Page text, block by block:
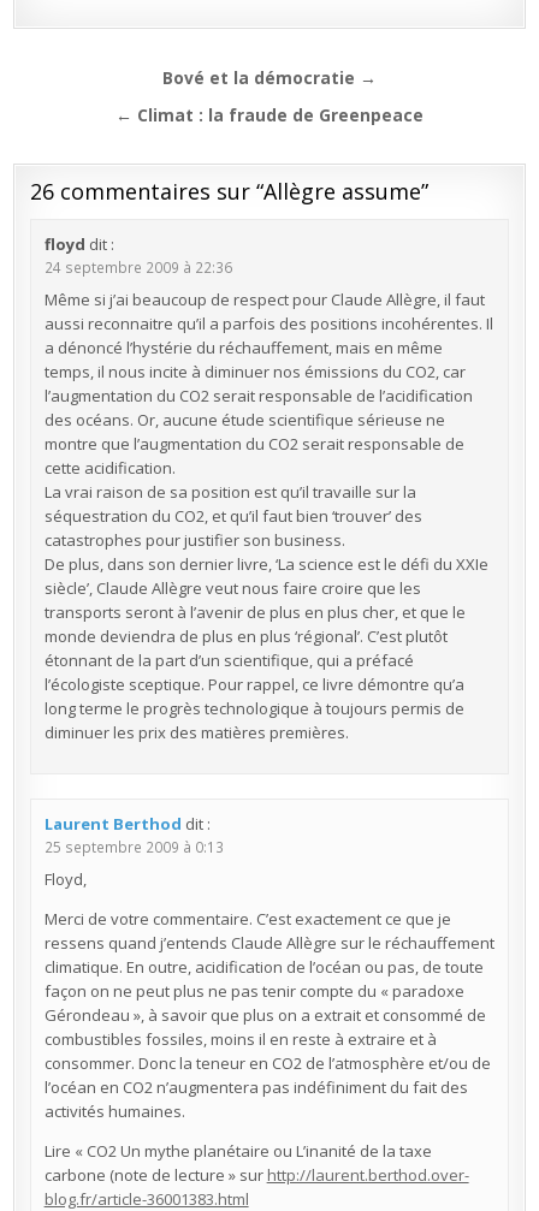
NavigationBové et la démocratie →
← Climat : la fraude de Greenpeace
26 commentaires sur “Allègre assume”
floyd dit :
24 septembre 2009 à 22:36
Même si j’ai beaucoup de respect pour Claude Allègre, il faut
aussi reconnaitre qu’il a parfois des positions incohérentes. Il
a dénoncé l’hystérie du réchauffement, mais en même
temps, il nous incite à diminuer nos émissions du CO2, car
l’augmentation du CO2 serait responsable de l’acidification
des océans. Or, aucune étude scientifique sérieuse ne
montre que l’augmentation du CO2 serait responsable de
cette acidification.
La vrai raison de sa position est qu’il travaille sur la
séquestration du CO2, et qu’il faut bien ‘trouver’ des
catastrophes pour justifier son business.
De plus, dans son dernier livre, ‘La science est le défi du XXIe
siècle’, Claude Allègre veut nous faire croire que les
transports seront à l’avenir de plus en plus cher, et que le
monde deviendra de plus en plus ‘régional’. C’est plutôt
étonnant de la part d’un scientifique, qui a préfacé
l’écologiste sceptique. Pour rappel, ce livre démontre qu’a
long terme le progrès technologique à toujours permis de
diminuer les prix des matières premières.
Laurent Berthod dit :
25 septembre 2009 à 0:13
Floyd,
Merci de votre commentaire. C’est exactement ce que je
ressens quand j’entends Claude Allègre sur le réchauffement
climatique. En outre, acidification de l’océan ou pas, de toute
façon on ne peut plus ne pas tenir compte du « paradoxe
Gérondeau », à savoir que plus on a extrait et consommé de
combustibles fossiles, moins il en reste à extraire et à
consommer. Donc la teneur en CO2 de l’atmosphère et/ou de
l’océan en CO2 n’augmentera pas indéfiniment du fait des
activités humaines.
Lire « CO2 Un mythe planétaire ou L’inanité de la taxe
carbone (note de lecture » sur http://laurent.berthod.over-
blog.fr/article-36001383.html